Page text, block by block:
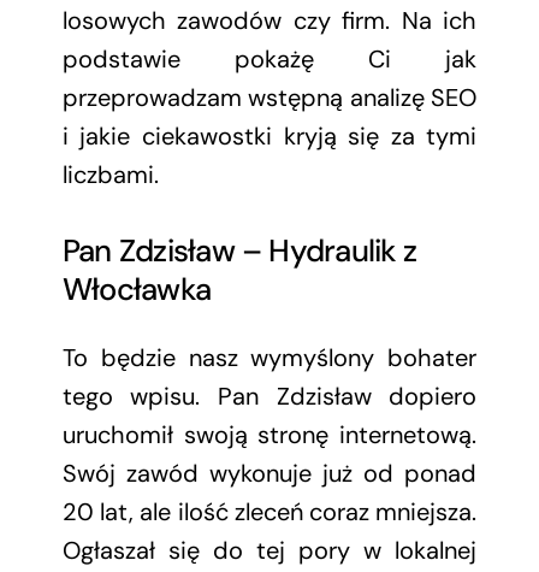
losowych zawodów czy firm. Na ich
podstawie pokażę Ci jak
przeprowadzam wstępną analizę SEO
i jakie ciekawostki kryją się za tymi
liczbami.
Pan Zdzisław – Hydraulik z
Włocławka
To będzie nasz wymyślony bohater
tego wpisu. Pan Zdzisław dopiero
uruchomił swoją stronę internetową.
Swój zawód wykonuje już od ponad
20 lat, ale ilość zleceń coraz mniejsza.
Ogłaszał się do tej pory w lokalnej